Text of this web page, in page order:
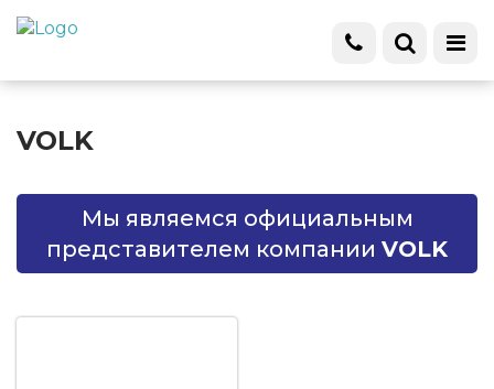
VOLK
Мы являемся официальным
представителем компании VOLK
НОВИНКА